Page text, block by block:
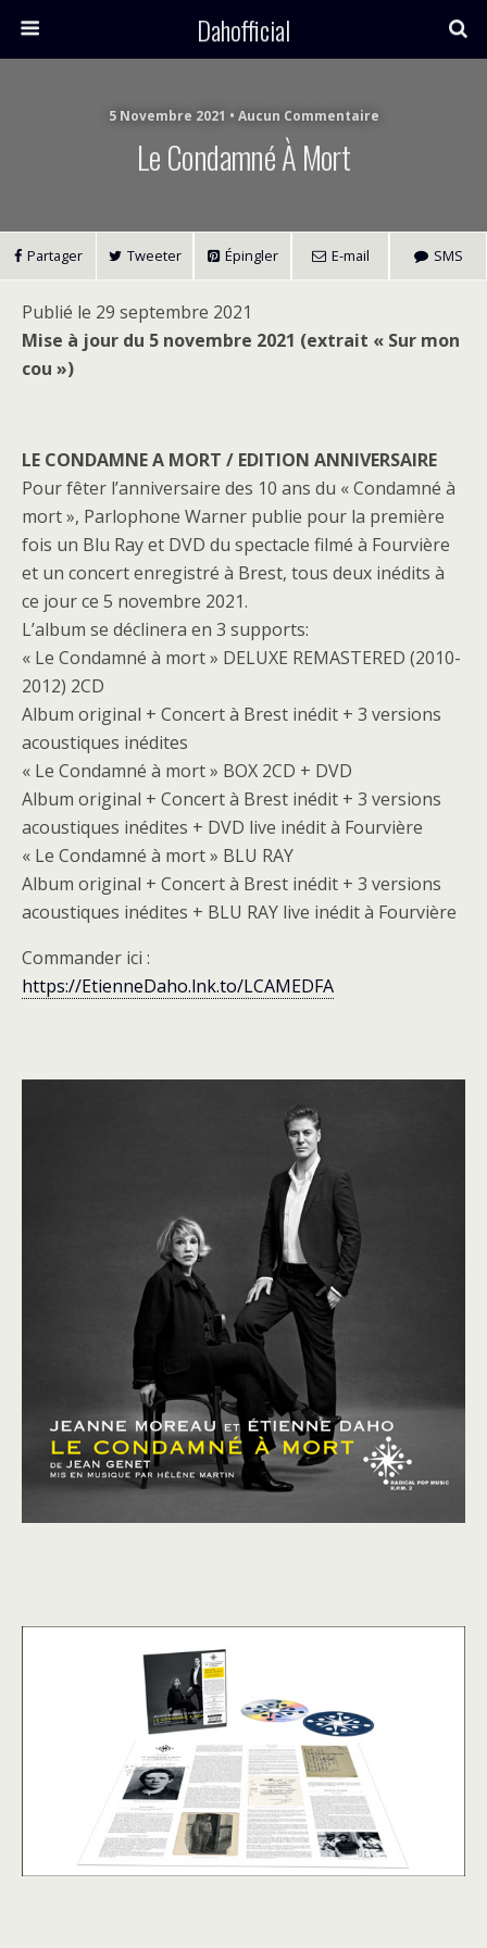
Dahofficial
5 Novembre 2021 • Aucun Commentaire
Le Condamné À Mort
Partager Tweeter Épingler E-mail SMS
Publié le 29 septembre 2021
Mise à jour du 5 novembre 2021 (extrait « Sur mon
cou »)
LE CONDAMNE A MORT / EDITION ANNIVERSAIRE
Pour fêter l’anniversaire des 10 ans du « Condamné à
mort », Parlophone Warner publie pour la première
fois un Blu Ray et DVD du spectacle filmé à Fourvière
et un concert enregistré à Brest, tous deux inédits à
ce jour ce 5 novembre 2021.
L’album se déclinera en 3 supports:
« Le Condamné à mort » DELUXE REMASTERED (2010-
2012) 2CD
Album original + Concert à Brest inédit + 3 versions
acoustiques inédites
« Le Condamné à mort » BOX 2CD + DVD
Album original + Concert à Brest inédit + 3 versions
acoustiques inédites + DVD live inédit à Fourvière
« Le Condamné à mort » BLU RAY
Album original + Concert à Brest inédit + 3 versions
acoustiques inédites + BLU RAY live inédit à Fourvière
Commander ici :
https://EtienneDaho.lnk.to/LCAMEDFA